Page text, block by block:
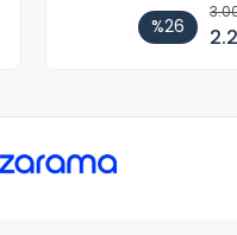
%26